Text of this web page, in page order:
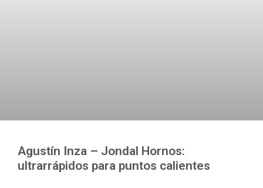
Agustín Inza – Jondal Hornos:
ultrarrápidos para puntos calientes